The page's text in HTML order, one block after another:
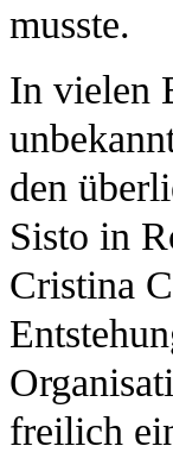
musste.
In vielen
den
Sisto in
Cristina
freilich